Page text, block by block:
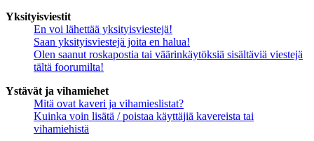
Yksityisviestit
En voi lähettää yksityisviestejä!
Saan yksityisviestejä joita en halua!
Olen saanut roskapostia tai väärinkäytöksiä sisältäviä viestejä
tältä foorumilta!
Ystävät ja vihamiehet
Mitä ovat kaveri ja vihamieslistat?
Kuinka voin lisätä / poistaa käyttäjiä kavereista tai
vihamiehistä